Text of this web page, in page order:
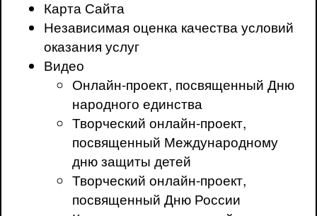
Карта Сайта
Независимая оценка качества условий
оказания услуг
Видео
Онлайн-проект, посвященный Дню
народного единства
Творческий онлайн-проект,
посвященный Международному
дню защиты детей
Творческий онлайн-проект,
посвященный Дню России